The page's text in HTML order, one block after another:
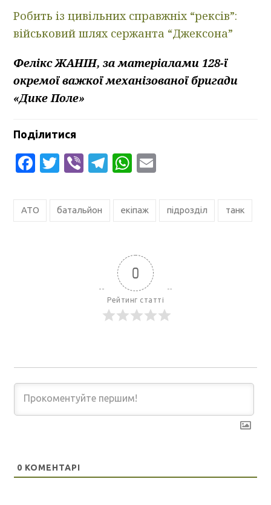
Робить із цивільних справжніх “рексів”:
військовий шлях сержанта “Джексона”
Фелікс ЖАНІН, за матеріалами 128-ї
окремої важкої механізованої бригади
«Дике Поле»
Поділитися
Facebook
Twitter
ViberTelegram
WhatsApp
АТО батальйон екіпаж підрозділ танк
0
Рейтинг статті
0 КОМЕНТАРІ